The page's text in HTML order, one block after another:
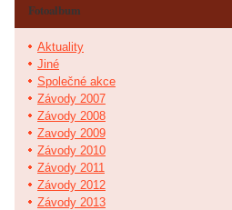
Fotoalbum
Aktuality
Jiné
Společné akce
Závody 2007
Závody 2008
Zavody 2009
Závody 2010
Závody 2011
Závody 2012
Závody 2013